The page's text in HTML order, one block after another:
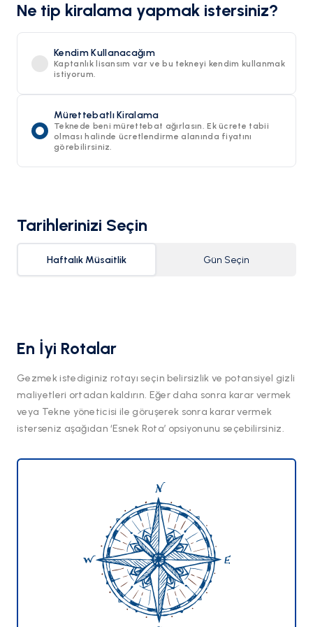
Ne tip kiralama yapmak istersiniz?
Kendim Kullanacağım
Kaptanlık lisansım var ve bu tekneyi kendim kullanmak
istiyorum.
Mürettebatlı Kiralama
Teknede beni mürettebat ağırlasın. Ek ücrete tabii
olması halinde ücretlendirme alanında fiyatını
görebilirsiniz.
Tarihlerinizi Seçin
Haftalık Müsaitlik Gün Seçin
En İyi Rotalar
Gezmek istediginiz rotayı seçin belirsizlik ve potansiyel gizli
maliyetleri ortadan kaldırın. Eğer daha sonra karar vermek
veya Tekne yöneticisi ile göruşerek sonra karar vermek
isterseniz aşağıdan ‘Esnek Rota’ opsiyonunu seçebilirsiniz.